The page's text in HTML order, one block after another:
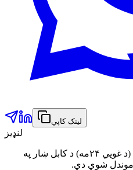
لینک کاپي
لنډیز
سرچینې وايي، د پنجشنبې په ورځ (د غويي ۲۴مه) د کابل ښار په